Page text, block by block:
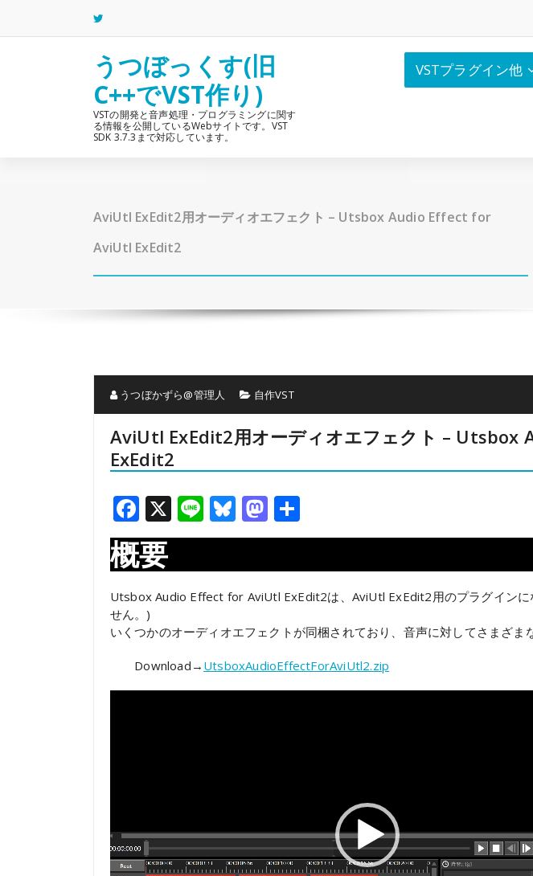
テ
うつぼっくす(旧
C++でVST作り)
VSTの開発と音声処理・プログラミングに関す
る情報を公開しているWebサイトです。VST
SDK 3.7.3まで対応しています。
VSTプラグイン他
AviUtl ExEdit2用オーディオエフェクト – Utsbox Audio Effect for
AviUtl ExEdit2
うつぼかずら@管理人 自作VST
AviUtl ExEdit2用オーディオエフェクト –
ExEdit2
Facebook
X LineBluesky
Mastodon
共
有
概要
Utsbox Audio Effect for AviUtl ExEdit2は、AviUtl ExEdit2用のプラグインに
せん。)
いくつかのオーディオエフェクトが同梱されており、音声に対してさまざま
Download→ UtsboxAudioEffectForAviUtl2.zip